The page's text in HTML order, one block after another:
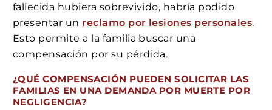
fallecida hubiera sobrevivido, habría podido
presentar un reclamo por lesiones personales.
Esto permite a la familia buscar una
compensación por su pérdida.
¿QUÉ COMPENSACIÓN PUEDEN SOLICITAR LAS
FAMILIAS EN UNA DEMANDA POR MUERTE POR
NEGLIGENCIA?